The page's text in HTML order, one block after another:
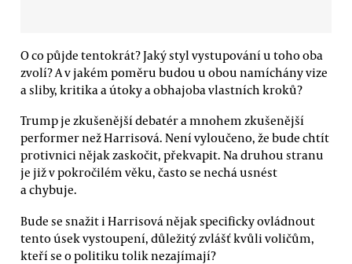
O co půjde tentokrát? Jaký styl vystupování u toho oba
zvolí? A v jakém poměru budou u obou namíchány vize
a sliby, kritika a útoky a obhajoba vlastních kroků?
Trump je zkušenější debatér a mnohem zkušenější
performer než Harrisová. Není vyloučeno, že bude chtít
protivnici nějak zaskočit, překvapit. Na druhou stranu
je již v pokročilém věku, často se nechá usnést
a chybuje.
Bude se snažit i Harrisová nějak specificky ovládnout
tento úsek vystoupení, důležitý zvlášť kvůli voličům,
kteří se o politiku tolik nezajímají?